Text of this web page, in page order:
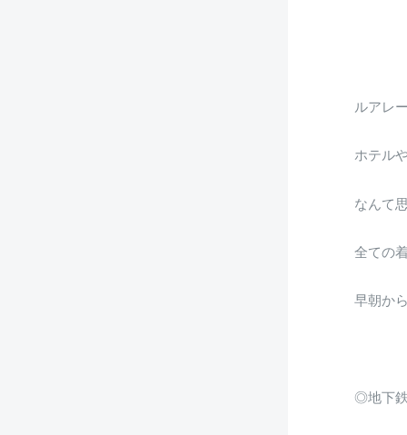
ルアレ
ホテル
なんて
全ての
早朝か
◎地下